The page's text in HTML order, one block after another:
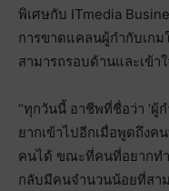
พิเศษกับ ITmedia
การขาดแคลนผู้กำกับเก
สามารถรอบด้านและเข้
“ทุกวันนี้ อาชีพที่ชื่อว่า ‘ผู้
ยากเข้าไปอีกเมื่อพูดถึง
คนได้ ขณะที่คนที่อยากทำ
กลับมีคนจำนวนน้อยที่สา